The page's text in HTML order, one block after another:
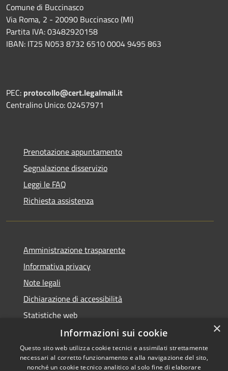
Comune di Buccinasco
Via Roma, 2 - 20090 Buccinasco (MI)
Partita IVA: 03482920158
IBAN: IT25 N053 8732 6510 0004 9495 863
PEC: protocollo@cert.legalmail.it
Centralino Unico: 02457971
Prenotazione appuntamento
Segnalazione disservizio
Leggi le FAQ
Richiesta assistenza
Amministrazione trasparente
Informativa privacy
Note legali
Dichiarazione di accessibilità
Statistiche web
Copyright © 2026 • Comune di
×
Informazioni sui cookie
Questo sito web utilizza cookie tecnici e assimilati strettamente
necessari al corretto funzionamento e alla navigazione del sito,
nonché un cookie tecnico analitico al solo fine di elaborare